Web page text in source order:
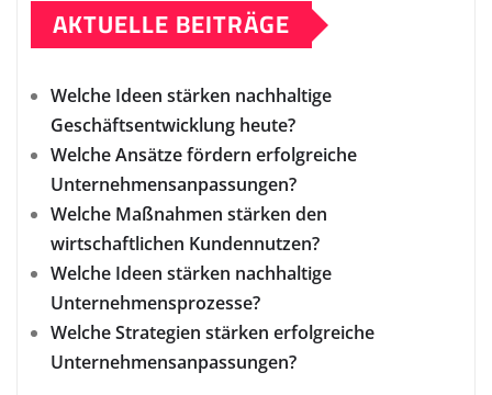
AKTUELLE BEITRÄGE
Welche Ideen stärken nachhaltige
Geschäftsentwicklung heute?
Welche Ansätze fördern erfolgreiche
Unternehmensanpassungen?
Welche Maßnahmen stärken den
wirtschaftlichen Kundennutzen?
Welche Ideen stärken nachhaltige
Unternehmensprozesse?
Welche Strategien stärken erfolgreiche
Unternehmensanpassungen?